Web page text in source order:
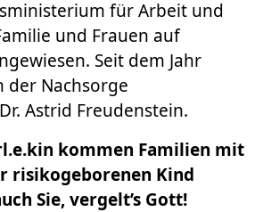
für Arbeit und
und Frauen auf
Seit dem Jahr
der Nachsorge
Astrid Freudenstein.
kommen Familien mit
risikogeborenen Kind
Sie, vergelt’s Gott!